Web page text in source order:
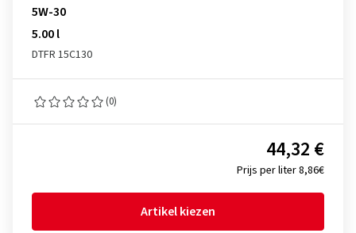
5W-30
5.00 l
DTFR 15C130
(0)
Prijs per liter 8,86€
44,32 €
Artikel kiezen